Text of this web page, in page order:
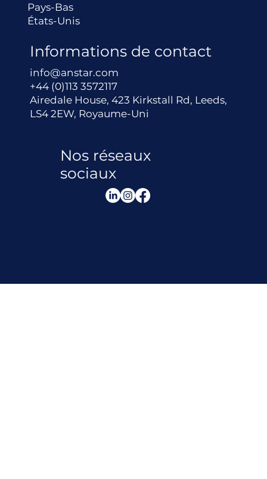
Pays-Bas
États-Unis
Informations de contact
info@anstar.com
+44 (0)113 3572117
Airedale House, 423 Kirkstall Rd, Leeds,
LS4 2EW, Royaume-Uni
Nos réseaux
sociaux